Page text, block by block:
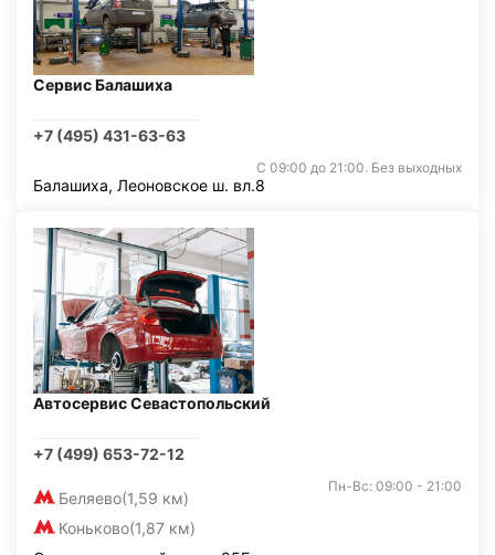
Сервис Балашиха
+7 (495) 431-63-63
С 09:00 до 21:00. Без выходных
Балашиха, Леоновское ш. вл.8
Автосервис Севастопольский
+7 (499) 653-72-12
Беляево(1,59 км)
Коньково(1,87 км)
Пн-Вс: 09:00 - 21:00